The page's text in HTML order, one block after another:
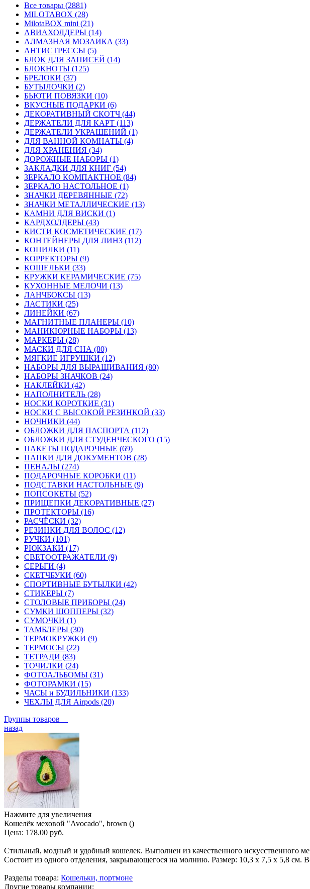
Все товары (2881)
MILOTABOX (28)
MilotaBOX mini (21)
АВИАХОЛДЕРЫ (14)
АЛМАЗНАЯ МОЗАИКА (33)
АНТИСТРЕССЫ (5)
БЛОК ДЛЯ ЗАПИСЕЙ (14)
БЛОКНОТЫ (125)
БРЕЛОКИ (37)
БУТЫЛОЧКИ (2)
БЬЮТИ ПОВЯЗКИ (10)
ВКУСНЫЕ ПОДАРКИ (6)
ДЕКОРАТИВНЫЙ СКОТЧ (44)
ДЕРЖАТЕЛИ ДЛЯ КАРТ (113)
ДЕРЖАТЕЛИ УКРАШЕНИЙ (1)
ДЛЯ ВАННОЙ КОМНАТЫ (4)
ДЛЯ ХРАНЕНИЯ (34)
ДОРОЖНЫЕ НАБОРЫ (1)
ЗАКЛАДКИ ДЛЯ КНИГ (54)
ЗЕРКАЛО КОМПАКТНОЕ (84)
ЗЕРКАЛО НАСТОЛЬНОЕ (1)
ЗНАЧКИ ДЕРЕВЯННЫЕ (72)
ЗНАЧКИ МЕТАЛЛИЧЕСКИЕ (13)
КАМНИ ДЛЯ ВИСКИ (1)
КАРДХОЛДЕРЫ (43)
КИСТИ КОСМЕТИЧЕСКИЕ (17)
КОНТЕЙНЕРЫ ДЛЯ ЛИНЗ (112)
КОПИЛКИ (11)
КОРРЕКТОРЫ (9)
КОШЕЛЬКИ (33)
КРУЖКИ КЕРАМИЧЕСКИЕ (75)
КУХОННЫЕ МЕЛОЧИ (13)
ЛАНЧБОКСЫ (13)
ЛАСТИКИ (25)
ЛИНЕЙКИ (67)
МАГНИТНЫЕ ПЛАНЕРЫ (10)
МАНИКЮРНЫЕ НАБОРЫ (13)
МАРКЕРЫ (28)
МАСКИ ДЛЯ СНА (80)
МЯГКИЕ ИГРУШКИ (12)
НАБОРЫ ДЛЯ ВЫРАЩИВАНИЯ (80)
НАБОРЫ ЗНАЧКОВ (24)
НАКЛЕЙКИ (42)
НАПОЛНИТЕЛЬ (28)
НОСКИ КОРОТКИЕ (31)
НОСКИ С ВЫСОКОЙ РЕЗИНКОЙ (33)
НОЧНИКИ (44)
ОБЛОЖКИ ДЛЯ ПАСПОРТА (112)
ОБЛОЖКИ ДЛЯ СТУДЕНЧЕСКОГО (15)
ПАКЕТЫ ПОДАРОЧНЫЕ (69)
ПАПКИ ДЛЯ ДОКУМЕНТОВ (28)
ПЕНАЛЫ (274)
ПОДАРОЧНЫЕ КОРОБКИ (11)
ПОДСТАВКИ НАСТОЛЬНЫЕ (9)
ПОПСОКЕТЫ (52)
ПРИЩЕПКИ ДЕКОРАТИВНЫЕ (27)
ПРОТЕКТОРЫ (16)
РАСЧЁСКИ (32)
РЕЗИНКИ ДЛЯ ВОЛОС (12)
РУЧКИ (101)
РЮКЗАКИ (17)
СВЕТООТРАЖАТЕЛИ (9)
СЕРЬГИ (4)
СКЕТЧБУКИ (60)
СПОРТИВНЫЕ БУТЫЛКИ (42)
СТИКЕРЫ (7)
СТОЛОВЫЕ ПРИБОРЫ (24)
СУМКИ ШОППЕРЫ (32)
СУМОЧКИ (1)
ТАМБЛЕРЫ (30)
ТЕРМОКРУЖКИ (9)
ТЕРМОСЫ (22)
ТЕТРАДИ (83)
ТОЧИЛКИ (24)
ФОТОАЛЬБОМЫ (31)
ФОТОРАМКИ (15)
ЧАСЫ и БУДИЛЬНИКИ (133)
ЧЕХЛЫ ДЛЯ Airpods (20)
Группы товаров
назад
Нажмите для увеличения
Кошелёк меховой "Avocado", brown ()
Цена: 178.00 руб.
Стильный, модный и удобный кошелек. Выполнен из качественного искусственного
Состоит из одного отделения, закрывающегося на молнию. Размер: 10,3 х 7,5 х 5,8
Разделы товара: Кошельки, портмоне
Другие товары компании: